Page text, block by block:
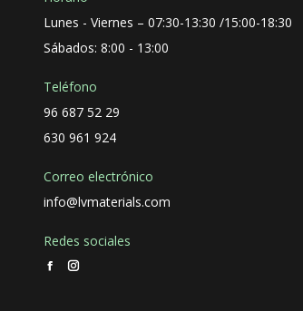
Lunes - Viernes – 07:30-13:30 /15:00-18:30
Sábados: 8:00 - 13:00
Teléfono
96 687 52 29
630 961 924
Correo electrónico
info@lvmaterials.com
Redes sociales
Facebook
Instagram